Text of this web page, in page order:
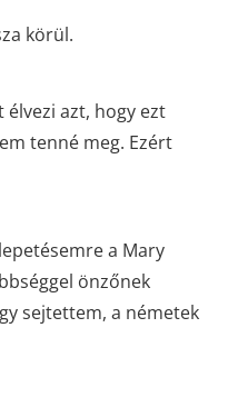
körül.
élvezi azt, hogy ezt
tenné meg. Ezért
a Mary
önzőnek
sejtettem, a németek